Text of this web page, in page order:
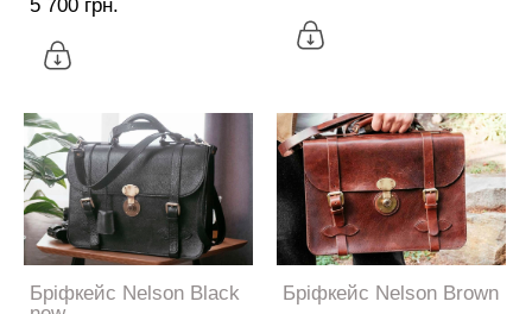
5 700 грн.
Бріфкейс Nelson Black
Бріфкейс Nelson Brown